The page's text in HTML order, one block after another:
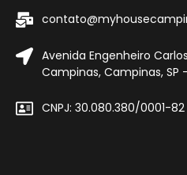
Avenida Engenheiro
Campinas, Campinas, SP -
CNPJ: 30.080.380/0001-82